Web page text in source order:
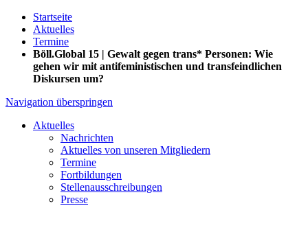
Startseite
Aktuelles
Termine
Böll.Global 15 | Gewalt gegen trans* Personen: Wie
gehen wir mit antifeministischen und transfeindlichen
Diskursen um?
Navigation überspringen
Aktuelles
Nachrichten
Aktuelles von unseren Mitgliedern
Termine
Fortbildungen
Stellenausschreibungen
Presse